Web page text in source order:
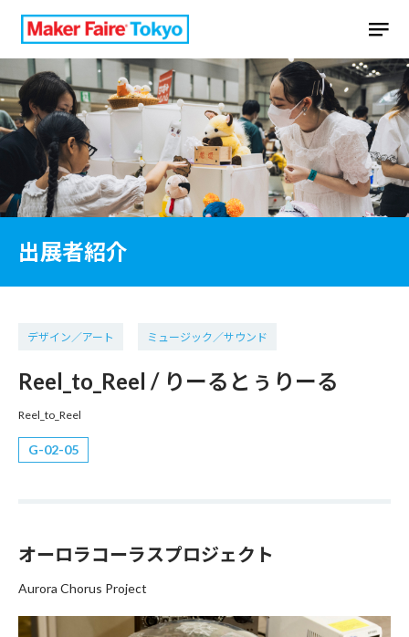
出展者紹介
デザイン／アート ミュージック／サウンド
Reel_to_Reel / りーるとぅりーる
Reel_to_Reel
G 02-05
オーロラコーラスプロジェクト
Aurora Chorus Project